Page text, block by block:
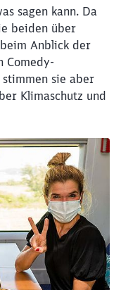
sagen kann. Da
beiden über
Anblick der
Comedy-
sie aber
Klimaschutz und